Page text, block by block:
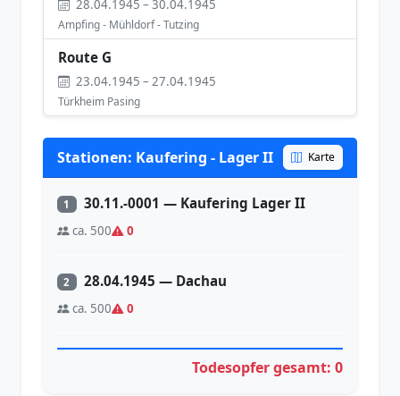
28.04.1945 – 30.04.1945
Ampfing - Mühldorf - Tutzing
Route G
23.04.1945 – 27.04.1945
Türkheim Pasing
Stationen: Kaufering - Lager II Karte
1 30.11.-0001 — Kaufering Lager II
ca. 500 0
2 28.04.1945 — Dachau
ca. 500 0
Todesopfer gesamt: 0